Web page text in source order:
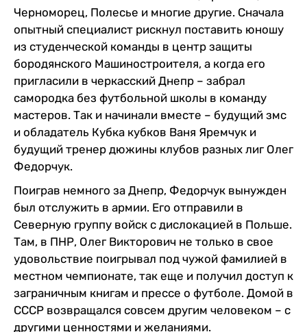
Черноморец, Полесье и многие другие. Сначала
опытный специалист рискнул поставить юношу
из студенческой команды в центр защиты
бородянского Машиностроителя, а когда его
пригласили в черкасский Днепр – забрал
самородка без футбольной школы в команду
мастеров. Так и начинали вместе – будущий змс
и обладатель Кубка кубков Ваня Яремчук и
будущий тренер дюжины клубов разных лиг Олег
Федорчук.
Поиграв немного за Днепр, Федорчук вынужден
был отслужить в армии. Его отправили в
Северную группу войск с дислокацией в Польше.
Там, в ПНР, Олег Викторович не только в свое
удовольствие поигрывал под чужой фамилией в
местном чемпионате, так еще и получил доступ к
заграничным книгам и прессе о футболе. Домой в
СССР возвращался совсем другим человеком – с
другими ценностями и желаниями.